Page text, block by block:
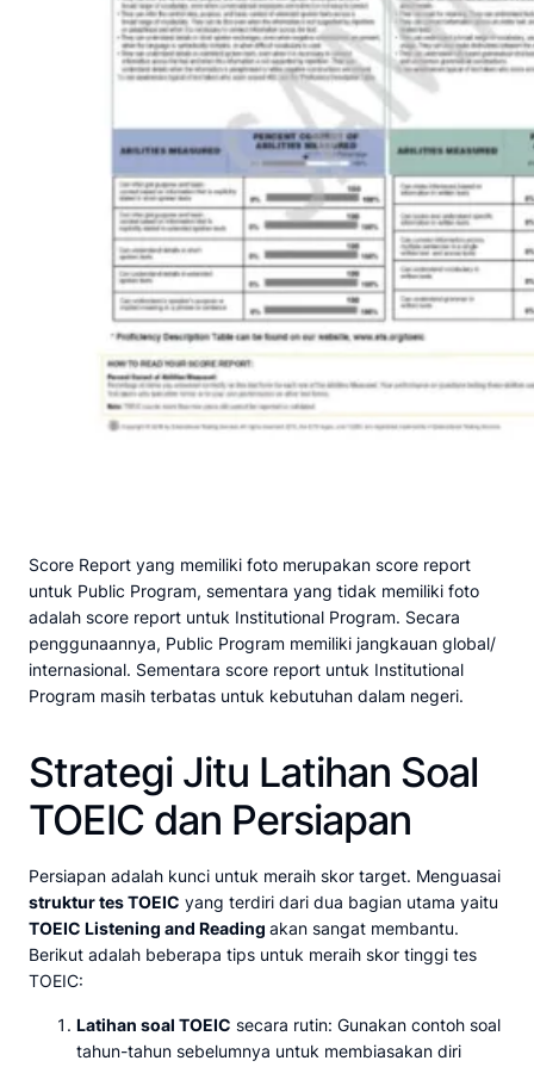
Score Report yang memiliki foto merupakan score report
untuk Public Program, sementara yang tidak memiliki foto
adalah score report untuk Institutional Program. Secara
penggunaannya, Public Program memiliki jangkauan global/
internasional. Sementara score report untuk Institutional
Program masih terbatas untuk kebutuhan dalam negeri.
Strategi Jitu Latihan Soal
TOEIC dan Persiapan
Persiapan adalah kunci untuk meraih skor target. Menguasai
struktur tes TOEIC yang terdiri dari dua bagian utama yaitu
TOEIC Listening and Readingakan sangat membantu.
Berikut adalah beberapa tips untuk meraih skor tinggi tes
TOEIC:
Latihan soal TOEIC secara rutin: Gunakan contoh soal
tahun-tahun sebelumnya untuk membiasakan diri